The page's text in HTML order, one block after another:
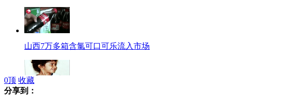
山西7万多箱含氯可口可乐流入市场
0顶 收藏
分享到：